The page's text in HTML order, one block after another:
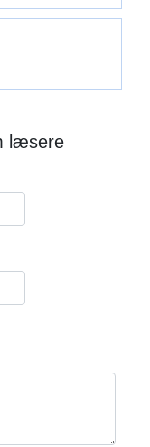
læsere